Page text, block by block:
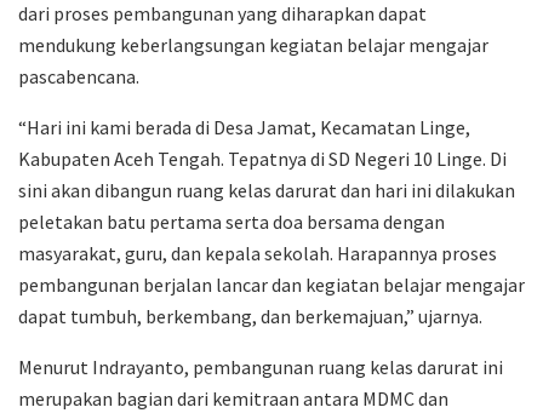
dari proses pembangunan yang diharapkan dapat
mendukung keberlangsungan kegiatan belajar mengajar
pascabencana.
“Hari ini kami berada di Desa Jamat, Kecamatan Linge,
Kabupaten Aceh Tengah. Tepatnya di SD Negeri 10 Linge. Di
sini akan dibangun ruang kelas darurat dan hari ini dilakukan
peletakan batu pertama serta doa bersama dengan
masyarakat, guru, dan kepala sekolah. Harapannya proses
pembangunan berjalan lancar dan kegiatan belajar mengajar
dapat tumbuh, berkembang, dan berkemajuan,” ujarnya.
Menurut Indrayanto, pembangunan ruang kelas darurat ini
merupakan bagian dari kemitraan antara MDMC dan